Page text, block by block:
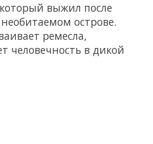
выжил после
острове.
ремесла,
человечность в дикой